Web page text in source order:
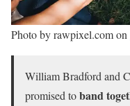
Photo by rawpixel.com on
William Bradford and
promised toband